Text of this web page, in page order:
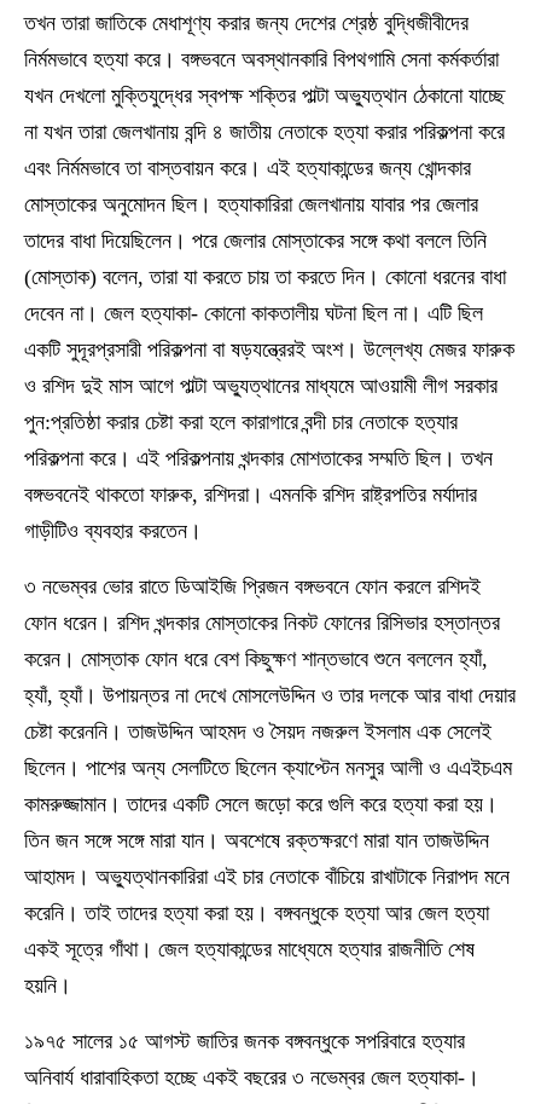
তখন তারা জাতিকে মেধাশূণ্য করার জন্য দেশের শ্রেষ্ঠ বুদ্ধিজীবীদের
নির্মমভাবে হত্যা করে। বঙ্গভবনে অবস্থানকারি বিপথগামি সেনা কর্মকর্তারা
যখন দেখলো মুক্তিযুদ্ধের স্বপক্ষ শক্তির পাল্টা অভ্যুত্থান ঠেকানো যাচ্ছে
না যখন তারা জেলখানায় বন্দি ৪ জাতীয় নেতাকে হত্যা করার পরিকল্পনা করে
এবং নির্মমভাবে তা বাস্তবায়ন করে। এই হত্যাকান্ডের জন্য খোন্দকার
মোস্তাকের অনুমোদন ছিল। হত্যাকারিরা জেলখানায় যাবার পর জেলার
তাদের বাধা দিয়েছিলেন। পরে জেলার মোস্তাকের সঙ্গে কথা বললে তিনি
(মোস্তাক) বলেন, তারা যা করতে চায় তা করতে দিন। কোনো ধরনের বাধা
দেবেন না। জেল হত্যাকা- কোনো কাকতালীয় ঘটনা ছিল না। এটি ছিল
একটি সুদূরপ্রসারী পরিকল্পনা বা ষড়যন্ত্রেরই অংশ। উল্লেখ্য মেজর ফারুক
ও রশিদ দুই মাস আগে পাল্টা অভ্যুত্থানের মাধ্যমে আওয়ামী লীগ সরকার
পুন:প্রতিষ্ঠা করার চেষ্টা করা হলে কারাগারে বন্দী চার নেতাকে হত্যার
পরিকল্পনা করে। এই পরিকল্পনায় খন্দকার মোশতাকের সম্মতি ছিল। তখন
বঙ্গভবনেই থাকতো ফারুক, রশিদরা। এমনকি রশিদ রাষ্ট্রপতির মর্যাদার
গাড়ীটিও ব্যবহার করতেন।
৩ নভেম্বর ভোর রাতে ডিআইজি প্রিজন বঙ্গভবনে ফোন করলে রশিদই
ফোন ধরেন। রশিদ খন্দকার মোস্তাকের নিকট ফোনের রিসিভার হস্তান্তর
করেন। মোস্তাক ফোন ধরে বেশ কিছুক্ষণ শান্তভাবে শুনে বললেন হ্যাঁ,
হ্যাঁ, হ্যাঁ। উপায়ন্তর না দেখে মোসলেউদ্দিন ও তার দলকে আর বাধা দেয়ার
চেষ্টা করেননি। তাজউদ্দিন আহমদ ও সৈয়দ নজরুল ইসলাম এক সেলেই
ছিলেন। পাশের অন্য সেলটিতে ছিলেন ক্যাপ্টেন মনসুর আলী ও এএইচএম
কামরুজ্জামান। তাদের একটি সেলে জড়ো করে গুলি করে হত্যা করা হয়।
তিন জন সঙ্গে সঙ্গে মারা যান। অবশেষে রক্তক্ষরণে মারা যান তাজউদ্দিন
আহামদ। অভ্যুত্থানকারিরা এই চার নেতাকে বাঁচিয়ে রাখাটাকে নিরাপদ মনে
করেনি। তাই তাদের হত্যা করা হয়। বঙ্গবন্ধুকে হত্যা আর জেল হত্যা
একই সূত্রে গাঁথা। জেল হত্যাকান্ডের মাধ্যেমে হত্যার রাজনীতি শেষ
হয়নি।
১৯৭৫ সালের ১৫ আগস্ট জাতির জনক বঙ্গবন্ধুকে সপরিবারে হত্যার
অনিবার্য ধারাবাহিকতা হচ্ছে একই বছরের ৩ নভেম্বর জেল হত্যাকা-।